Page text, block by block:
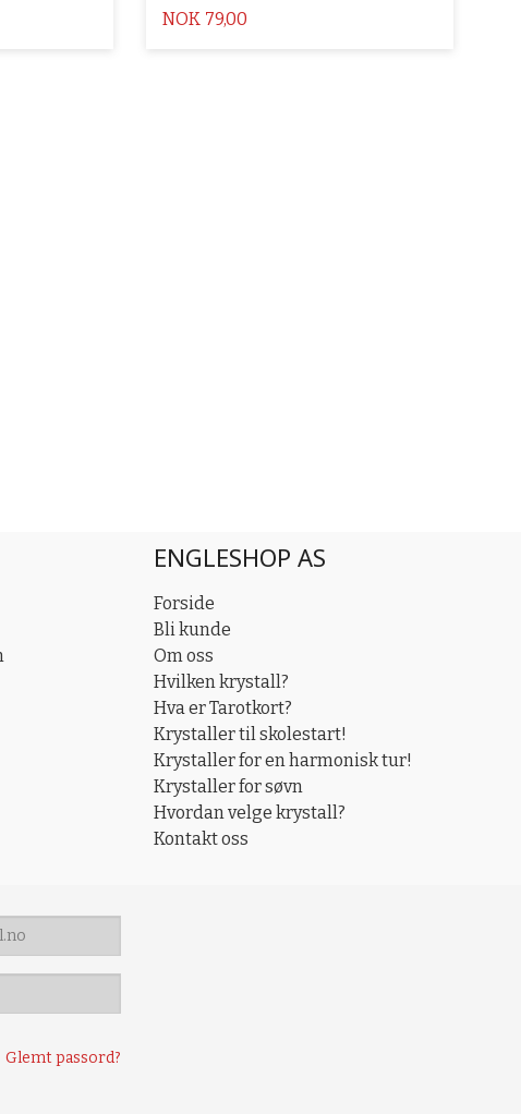
Pris
NOK 79,00
ENGLESHOP AS
Forside
Bli kunde
Om oss
Hvilken krystall?
Hva er Tarotkort?
Krystaller til skolestart!
Krystaller for en harmonisk tur!
Krystaller for søvn
Hvordan velge krystall?
Kontakt oss
Glemt passord?